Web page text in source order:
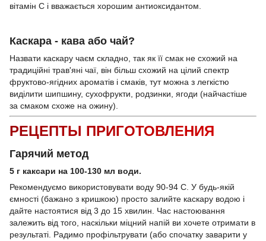
вітамін С і вважається хорошим антиоксидантом.
Каскара - кава або чай?
Назвати каскару чаєм складно, так як її смак не схожий на
традиційні трав'яні чаї, він більш схожий на цілий спектр
фруктово-ягідних ароматів і смаків, тут можна з легкістю
виділити шипшину, сухофрукти, родзинки, ягоди (найчастіше
за смаком схоже на ожину).
РЕЦЕПТЫ ПРИГОТОВЛЕНИЯ
Гарячий метод
5 г каксари на 100-130 мл води.
Рекомендуємо використовувати воду 90-94 С. У будь-якій
ємності (бажано з кришкою) просто залийте каскару водою і
дайте настоятися від 3 до 15 хвилин. Час настоювання
залежить від того, наскільки міцний напій ви хочете отримати в
результаті. Радимо профільтрувати (або спочатку заварити у